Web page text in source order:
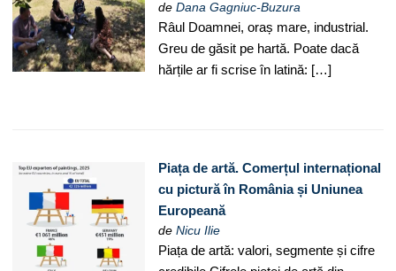
deDana Gagniuc-Buzura
Râul Doamnei, oraș mare, industrial.
Greu de găsit pe hartă. Poate dacă
hărțile ar fi scrise în latină: […]
Piața de artă. Comerțul internațional
cu pictură în România și Uniunea
Europeană
deNicu Ilie
Piața de artă: valori, segmente și cifre